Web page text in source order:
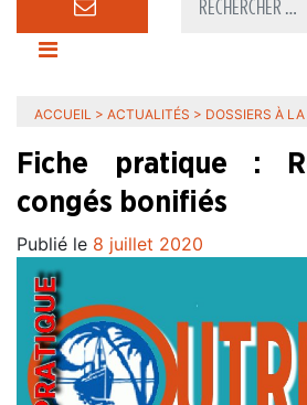
ACCUEIL > ACTUALITÉS > DOSSIERS À
Fiche pratique :
congés bonifiés
Publié le 8 juillet 2020